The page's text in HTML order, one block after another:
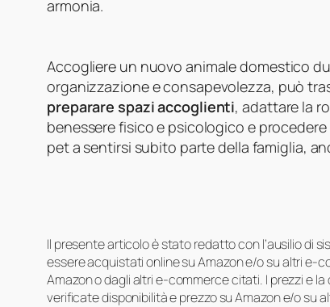
armonia.
Accogliere un nuovo animale domestico
organizzazione e consapevolezza, può
preparare spazi accoglienti, adattare la
benessere fisico e psicologico e
pet a sentirsi subito parte della famiglia,
Il presente articolo è stato redatto con l’ausilio di
essere acquistati online su Amazon e/o su altri e-
Amazon o dagli altri e-commerce citati. I prezzi e
verificate disponibilità e prezzo su Amazon e/o su